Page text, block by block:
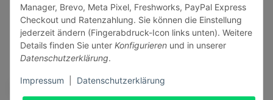
Manager, Brevo, Meta Pixel, Freshworks, PayPal Express
Checkout und Ratenzahlung. Sie können die Einstellung
jederzeit ändern (Fingerabdruck-Icon links unten). Weitere
Details finden Sie unter Konfigurieren und in unserer
Datenschutzerklärung.
Impressum Datenschutzerklärung
Vertrag widerrufen
Sicher bezahlen via: